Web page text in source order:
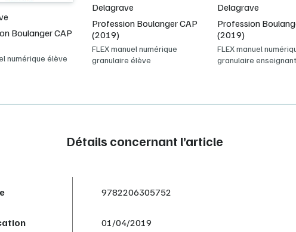
Boulanger CAP
numérique élève
Delagrave
Profession Boulanger CAP
(2019)
FLEX manuel numérique
granulaire élève
Delagrave
Profession
(2019)
FLEX manuel
granulaire enseignant
Détails concernant l’article
9782206305752
01/04/2019